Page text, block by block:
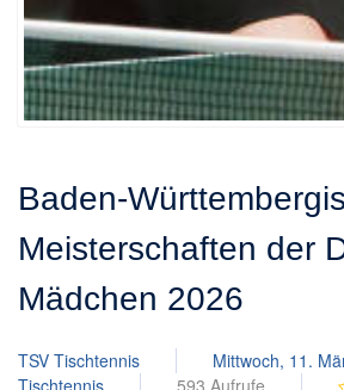
Baden-
Meisterschaften der
Mädchen 2026
TSV Tischtennis
Mittwoch, 11.
Tischtennis
593 Aufrufe